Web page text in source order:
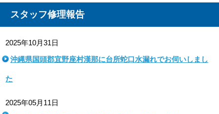
スタッフ修理報告
2025年10月31日
沖縄県国頭郡宜野座村漢那に台所蛇口水漏れでお伺いしまし
た
2025年05月11日